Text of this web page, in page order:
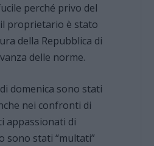
perché privo del
proprietario è stato
della Repubblica di
delle norme.
domenica sono stati
nei confronti di
appassionati di
sono stati “multati”